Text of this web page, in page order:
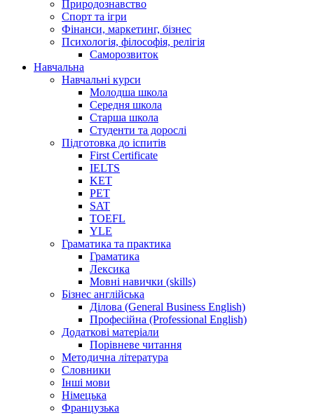
Природознавство
Спорт та ігри
Фінанси, маркетинг, бізнес
Психологія, філософія, релігія
Саморозвиток
Навчальна
Навчальні курси
Молодша школа
Середня школа
Старша школа
Студенти та дорослі
Підготовка до іспитів
First Certificate
IELTS
KET
PET
SAT
TOEFL
YLE
Граматика та практика
Граматика
Лексика
Мовні навички (skills)
Бізнес англійська
Ділова (General Business English)
Професійна (Professional English)
Додаткові матеріали
Порівневе читання
Методична література
Словники
Інші мови
Німецька
Французька